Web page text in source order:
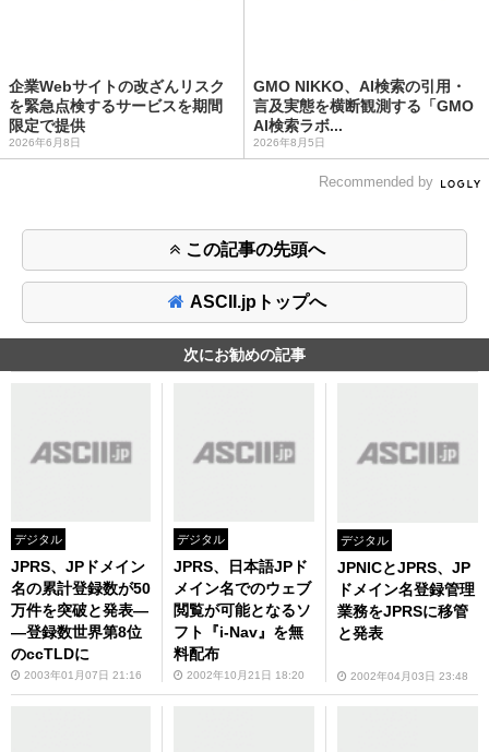
企業Webサイトの改ざんリスク
を緊急点検するサービスを期間
限定で提供
2026年6月8日
GMO NIKKO、AI検索の引用・
言及実態を横断観測する「GMO
AI検索ラボ...
2026年8月5日
Recommended by
この記事の先頭へ
ASCII.jpトップへ
次にお勧めの記事
デジタル
JPRS、JPドメイン
名の累計登録数が50
万件を突破と発表―
―登録数世界第8位
のccTLDに
2003年01月07日 21:16
デジタル
JPRS、日本語JPド
メイン名でのウェブ
閲覧が可能となるソ
フト『i-Nav』を無
料配布
2002年10月21日 18:20
デジタル
JPNICとJPRS、JP
ドメイン名登録管理
業務をJPRSに移管
と発表
2002年04月03日 23:48